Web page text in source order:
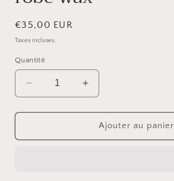
modale
Prix
habituel
€35,00 EUR
Taxes incluses.
Quantité
Réduire
la
quantité
robe
Augmenter
la
quantité
robe
Ajouter au panier